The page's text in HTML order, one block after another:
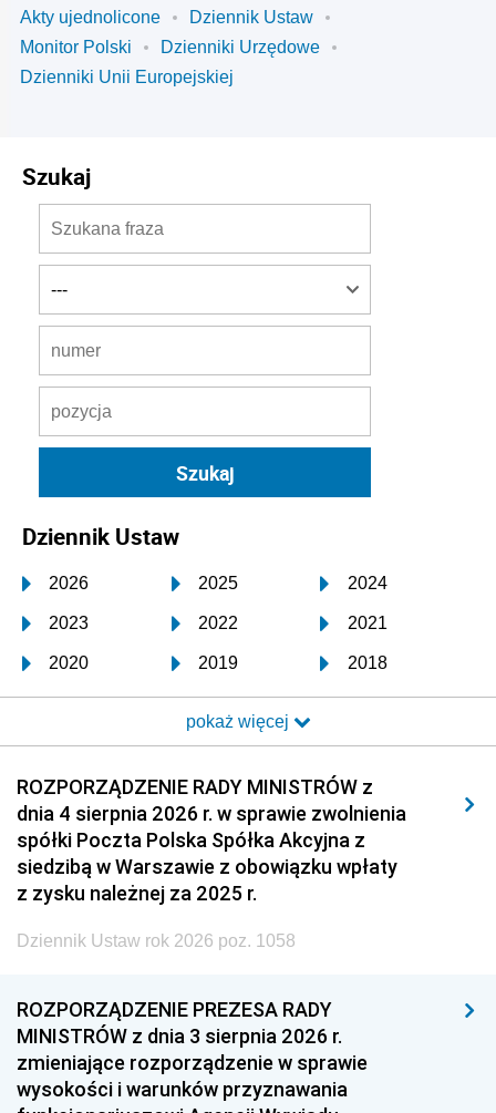
Akty ujednolicone
Dziennik Ustaw
Monitor Polski
Dzienniki Urzędowe
Dzienniki Unii Europejskiej
Szukaj
Dziennik Ustaw
2026 2025 2024
2023 2022 2021
2020 2019 2018
2017 2016 2015
2014 2013 2012
2011 2010 2009
2008 2007 2006
2005 2004 2003
2002 2001
1999 1998
1993 1992
1990 1989 1988
1987 1986 1985
pokaż więcej
ROZPORZĄDZENIE RADY MINISTRÓW z
dnia 4 sierpnia 2026 r. w sprawie zwolnienia
spółki Poczta Polska Spółka Akcyjna z
siedzibą w Warszawie z obowiązku wpłaty
z zysku należnej za 2025 r.
Dziennik Ustaw rok 2026 poz. 1058
ROZPORZĄDZENIE PREZESA RADY
MINISTRÓW z dnia 3 sierpnia 2026 r.
zmieniające rozporządzenie w sprawie
wysokości i warunków przyznawania